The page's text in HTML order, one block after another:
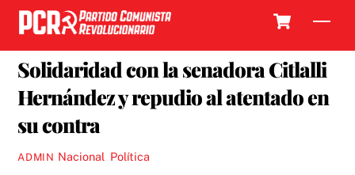
Skip
content
Solidaridad con la senadora Citlalli
Hernández y repudio al atentado en
su contra
ADMIN Nacional Política